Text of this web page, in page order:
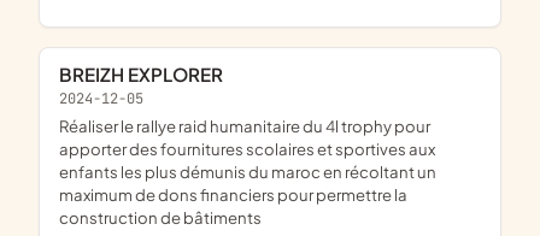
BREIZH EXPLORER
2024-12-05
réaliser le rallye raid humanitaire du 4l trophy pour
apporter des fournitures scolaires et sportives aux
enfants les plus démunis du maroc en récoltant un
maximum de dons financiers pour permettre la
construction de bâtiments